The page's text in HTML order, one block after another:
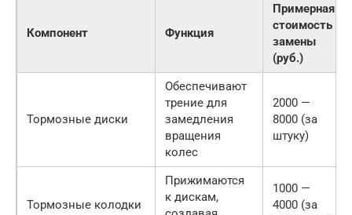
Компонент Функция
Примерная
стоимость
замены
(руб.)
Тормозные диски
Обеспечивают
трение для
замедления
вращения
колес
2000 —
8000 (за
штуку)
Тормозные колодки
Прижимаются
к дискам,
1000 —
4000 (за